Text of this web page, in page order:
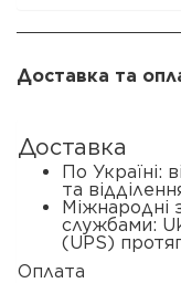
Доставка та
Доставка
По Україні:
та
Міжнародні
службами:
(UPS)
Оплата